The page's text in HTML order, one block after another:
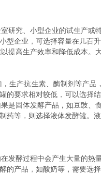
研究、小型企业的试生产
企业，可选择容量在几百
提高生产效率和降低成本
生产抗生素、酶制剂等产
要求相对较低，可以选择
是固体发酵产品，如豆豉
等，则选择液体发酵罐。
发酵过程中会产生大量的
产品，如酸奶等，需要选